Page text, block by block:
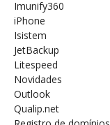
Imunify360
iPhone
Isistem
JetBackup
Litespeed
Novidades
Outlook
Qualip.net